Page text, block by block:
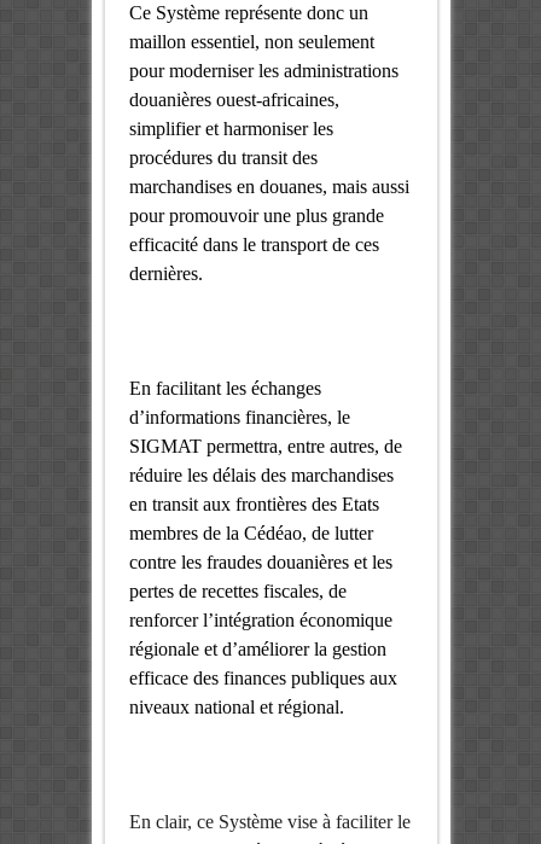
Ce Système représente donc un
maillon essentiel, non seulement
pour moderniser les administrations
douanières ouest-africaines,
simplifier et harmoniser les
procédures du transit des
marchandises en douanes, mais aussi
pour promouvoir une plus grande
efficacité dans le transport de ces
dernières.
En facilitant les échanges
d’informations financières, le
SIGMAT permettra, entre autres, de
réduire les délais des marchandises
en transit aux frontières des Etats
membres de la Cédéao, de lutter
contre les fraudes douanières et les
pertes de recettes fiscales, de
renforcer l’intégration économique
régionale et d’améliorer la gestion
efficace des finances publiques aux
niveaux national et régional.
En clair, ce Système vise à faciliter le